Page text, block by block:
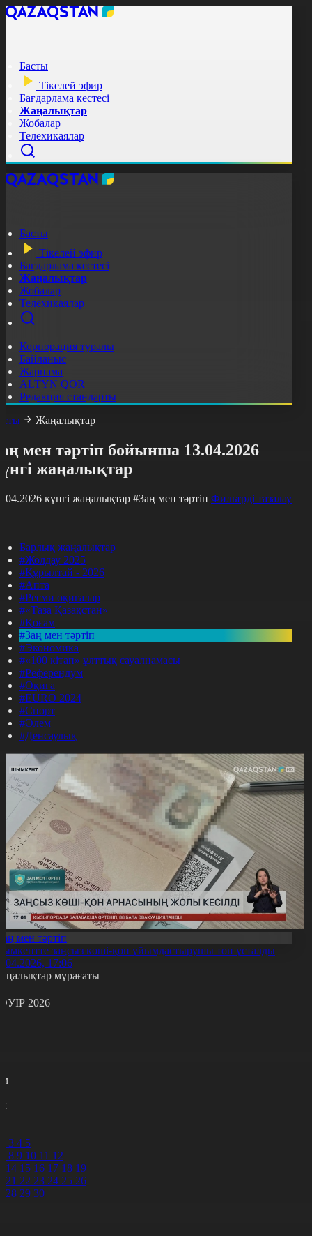
Басты
Тікелей эфир
Бағдарлама кестесі
Жаңалықтар
Жобалар
Телехикаялар
Басты
Тікелей эфир
Бағдарлама кестесі
Жаңалықтар
Жобалар
Телехикаялар
Корпорация туралы
Байланыс
Жарнама
ALTYN QOR
Редакция стандарты
Жаңалықтар
мен тәртіп бойынша 13.04.2026
жаңалықтар
күнгі жаңалықтар #Заң мен тәртіп Фильтрді тазалау
Барлық жаңалықтар
#Жолдау 2025
#Құрылтай - 2026
#Апта
#Ресми оқиғалар
#«Таза Қазақстан»
#Қоғам
#Заң мен тәртіп
#Экономика
#«100 кітап» ұлттық сауалнамасы
#Референдум
#Оқиға
#EURO 2024
#Спорт
#Әлем
#Денсаулық
мен тәртіп
заңсыз көші-қон ұйымдастырушы топ ұсталды
17:06
мұрағаты
2026
3 4 5
8 9 10 11 12
14 15 16 17 18 19
21 22 23 24 25 26
28 29 30